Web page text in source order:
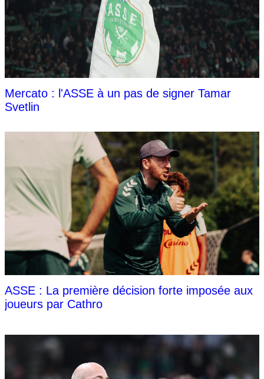
Mercato : l'ASSE à un pas de signer Tamar
Svetlin
ASSE : La première décision forte imposée aux
joueurs par Cathro